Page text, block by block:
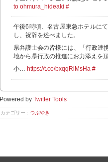
to ohmura_hideaki #
午後6時頃、名古屋東急ホテルに
し、祝辞を述べました。
県弁護士会の皆様には、「行政連
地から県行政の推進にお力添えを
小… https://t.co/bxqqRiMsHa #
Powered by Twitter Tools
カテゴリー : つぶやき